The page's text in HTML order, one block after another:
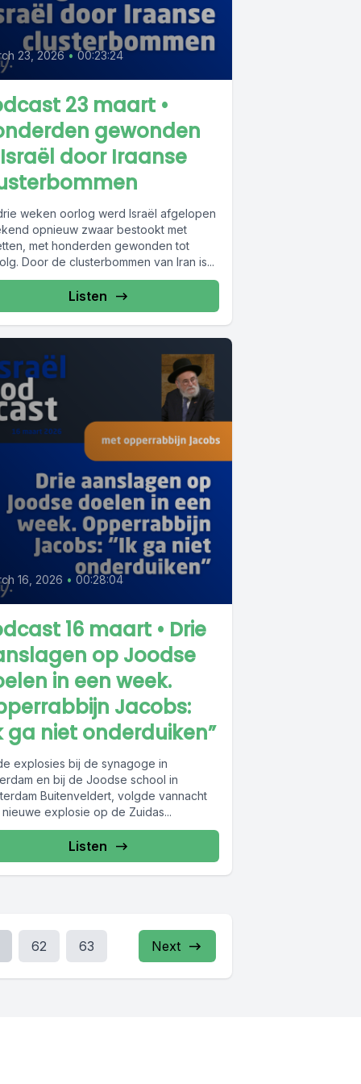
23, 2026 • 00:23:24
23 maart •
gewonden
door Iraanse
weken oorlog werd Israël afgelopen
opnieuw zwaar bestookt met
met honderden gewonden tot
Door de clusterbommen van Iran is...
Listen
16, 2026 • 00:28:04
16 maart • Drie
op Joodse
in een week.
Jacobs:
ga niet onderduiken”
explosies bij de synagoge in
en bij de Joodse school in
Buitenveldert, volgde vannacht
explosie op de Zuidas...
Listen
62 63 Next